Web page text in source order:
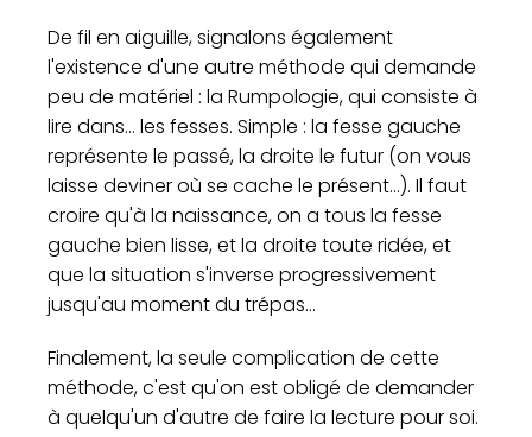
De fil en aiguille, signalons également
l'existence d'une autre méthode qui demande
peu de matériel : la Rumpologie, qui consiste à
lire dans... les fesses. Simple : la fesse gauche
représente le passé, la droite le futur (on vous
laisse deviner où se cache le présent...). Il faut
croire qu'à la naissance, on a tous la fesse
gauche bien lisse, et la droite toute ridée, et
que la situation s'inverse progressivement
jusqu'au moment du trépas...
Finalement, la seule complication de cette
méthode, c'est qu'on est obligé de demander
à quelqu'un d'autre de faire la lecture pour soi.